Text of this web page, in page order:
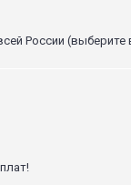
России (выберите